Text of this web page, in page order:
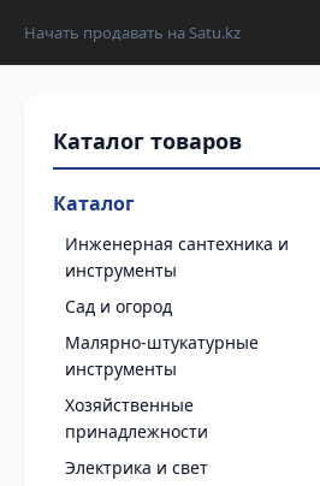
Начать продавать на Satu.kz
Каталог
Инженерная сантехника и
инструменты
Сад и огород
Малярно-штукатурные
инструменты
Хозяйственные
принадлежности
Электрика и свет